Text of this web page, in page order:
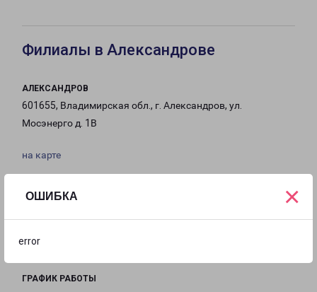
ОШИБКА
error
×
Филиалы в Александрове
АЛЕКСАНДРОВ
601655, Владимирская обл., г. Александров, ул.
Мосэнерго д. 1В
на карте
8(49244) 6-96-40
aleksandrov-fr@pecom.ru
ГРАФИК РАБОТЫ